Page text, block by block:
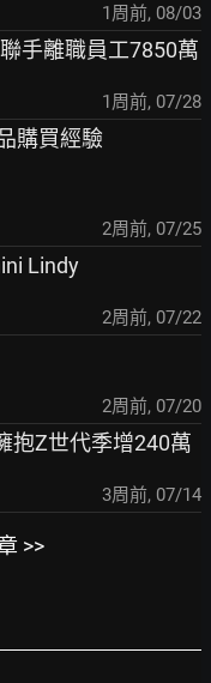
1周前, 08/03
手離職員工7850萬
1周前, 07/28
購買經驗
2周前, 07/25
Lindy
2周前, 07/22
2周前, 07/20
抱Z世代季增240萬
3周前, 07/14
>>